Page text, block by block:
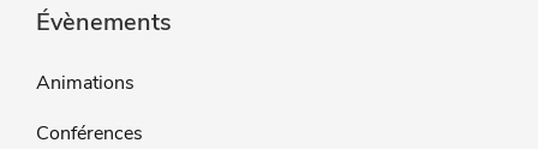
Évènements
Animations
Conférences